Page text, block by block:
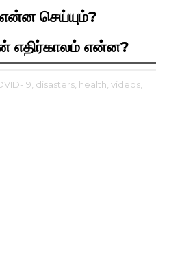
செய்யும்?
என்ன?
19, disasters, health, videos,